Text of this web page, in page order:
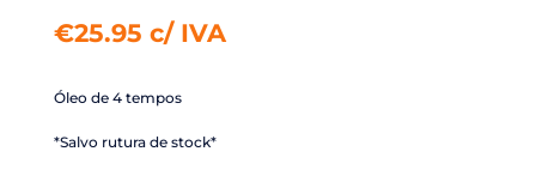
€25.95 c/ IVA
Óleo de 4 tempos
*Salvo rutura de stock*